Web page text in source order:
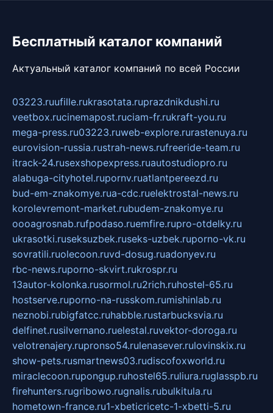
Бесплатный каталог компаний
Актуальный каталог компаний по всей России
03223.ruufille.rukrasotata.ruprazdnikdushi.ru
veetbox.rucinemapost.ruciam-fr.rukraft-you.ru
mega-press.ru03223.ruweb-explore.rurastenuya.ru
eurovision-russia.rustrah-news.rufreeride-team.ru
itrack-24.rusexshopexpress.ruautostudiopro.ru
alabuga-cityhotel.rupornv.ruatlantpereezd.ru
bud-em-znakomye.rua-cdc.ruelektrostal-news.ru
korolevremont-market.rubudem-znakomye.ru
oooagrosnab.rufpodaso.ruemfire.rupro-otdelky.ru
ukrasotki.ruseksuzbek.ruseks-uzbek.ruporno-vk.ru
sovratili.ruolecoon.ruvd-dosug.ruadonyev.ru
rbc-news.ruporno-skvirt.rukrospr.ru
13autor-kolonka.rusormol.ru2rich.ruhostel-65.ru
hostserve.ruporno-na-russkom.rumishinlab.ru
neznobi.rubigfatcc.ruhabble.rustarbucksvia.ru
delfinet.rusilvernano.ruelestal.ruvektor-doroga.ru
velotrenajery.rupronso54.rulenasever.rulovinskix.ru
show-pets.rusmartnews03.rudiscofoxworld.ru
miraclecoon.rupongup.ruhostel65.ruliura.ruglasspb.ru
firehunters.rugribowo.rugnalis.rubulkitula.ru
hometown-france.ru1-xbeticricetc-1-xbetti-5.ru